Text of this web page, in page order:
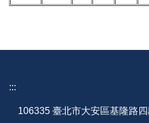
:::
106335 臺北市大安區基隆路